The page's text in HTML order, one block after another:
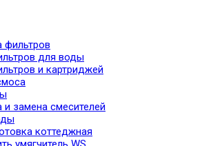
фильтров
для воды
и картриджей
и замена смесителей
коттеджная